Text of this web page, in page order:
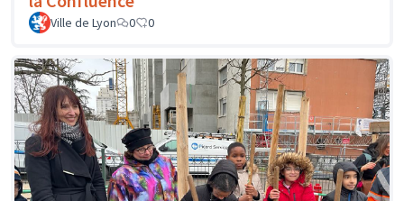
Ville de Lyon 0 0